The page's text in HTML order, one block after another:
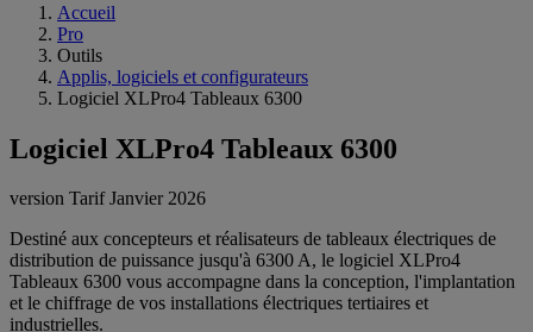
Accueil
Pro
Outils
Applis, logiciels et configurateurs
Logiciel XLPro4 Tableaux 6300
Logiciel XLPro4 Tableaux 6300
version Tarif Janvier 2026
Destiné aux concepteurs et réalisateurs de tableaux électriques de
distribution de puissance jusqu'à 6300 A, le logiciel XLPro4
Tableaux 6300 vous accompagne dans la conception, l'implantation
et le chiffrage de vos installations électriques tertiaires et
industrielles.